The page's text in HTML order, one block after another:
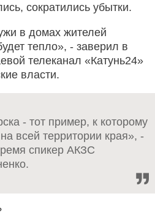
сократились убытки.
в домах жителей
тепло», - заверил в
телеканал «Катунь24»
власти.
- тот пример, к которому
всей территории края», -
спикер АКЗС